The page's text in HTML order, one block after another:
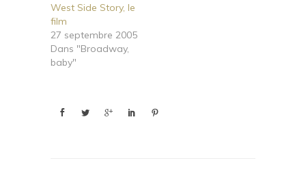
West Side Story, le
film
27 septembre 2005
Dans "Broadway,
baby"